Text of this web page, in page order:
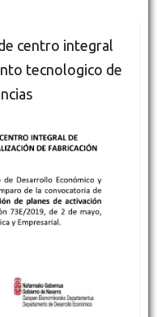
centro integral
tecnologico de